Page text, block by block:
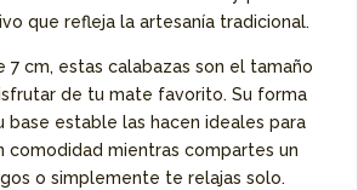
que refleja la artesanía tradicional.
7 cm, estas calabazas son el tamaño
de tu mate favorito. Su forma
base estable las hacen ideales para
comodidad mientras compartes un
o simplemente te relajas solo.